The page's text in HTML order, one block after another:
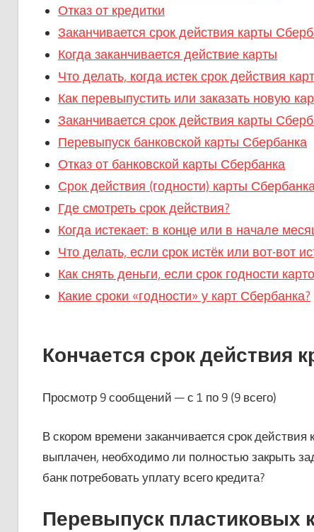
Отказ от кредитки
Заканчивается срок действия карты
Когда заканчивается действие карты
Что делать, когда истек срок действия
Как перевыпустить или заказать новую
Заканчивается срок действия карты
Перевыпуск банковской карты Сбербанка
Отказ от банковской карты Сбербанка
Срок действия (годности) карты
Где смотреть срок действия?
Когда истекает: в конце или в начале
Что делать, если срок истёк или вот-вот
Как снять деньги, если срок годности
Какие сроки «годности» у карт Сбербанка?
Кончается срок действия
Просмотр 9 сообщений — с 1 по 9 (9 всего)
В скором времени заканчивается срок
выплачен, необходимо ли полностью закрыть
банк потребовать уплату всего кредита?
Перевыпуск пластиковых